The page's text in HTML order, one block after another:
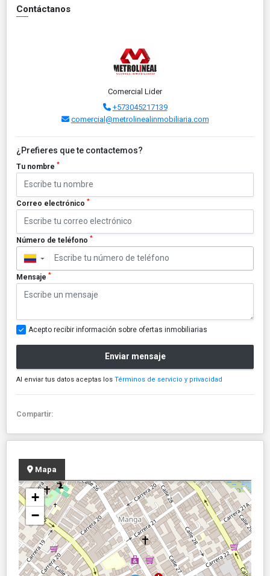
Contáctanos
Comercial Lider
+573045217139
comercial@metrolinealinmobiliaria.com
¿Prefieres que te contactemos?
Tu nombre *
Correo electrónico *
Número de teléfono *
▼
Mensaje *
Acepto recibir información sobre ofertas inmobiliarias
Enviar mensaje
Al enviar tus datos aceptas los Términos de servicio y privacidad
Compartir:
Mapa
+
−